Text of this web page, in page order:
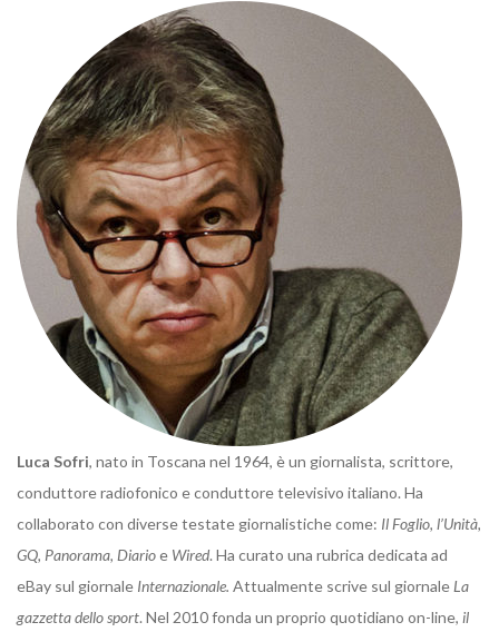
Luca Sofri, nato in Toscana nel 1964, è un giornalista, scrittore,
conduttore radiofonico e conduttore televisivo italiano. Ha
collaborato con diverse testate giornalistiche come: Il Foglio, l’Unità,
GQ, Panorama, Diarioe Wired. Ha curato una rubrica dedicata ad
eBay sul giornale Internazionale. Attualmente scrive sul giornale La
gazzetta dello sport. Nel 2010 fonda un proprio quotidiano on-line, il